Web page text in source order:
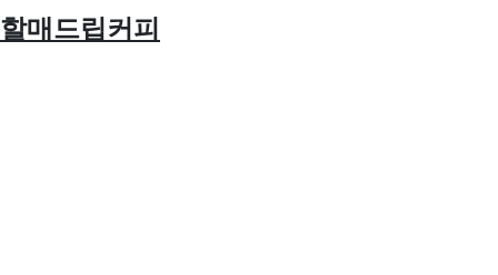
할매드립커피